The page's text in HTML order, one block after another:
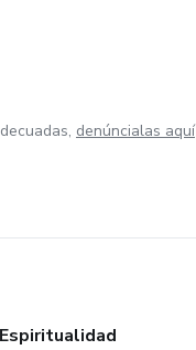
denúncialas aquí